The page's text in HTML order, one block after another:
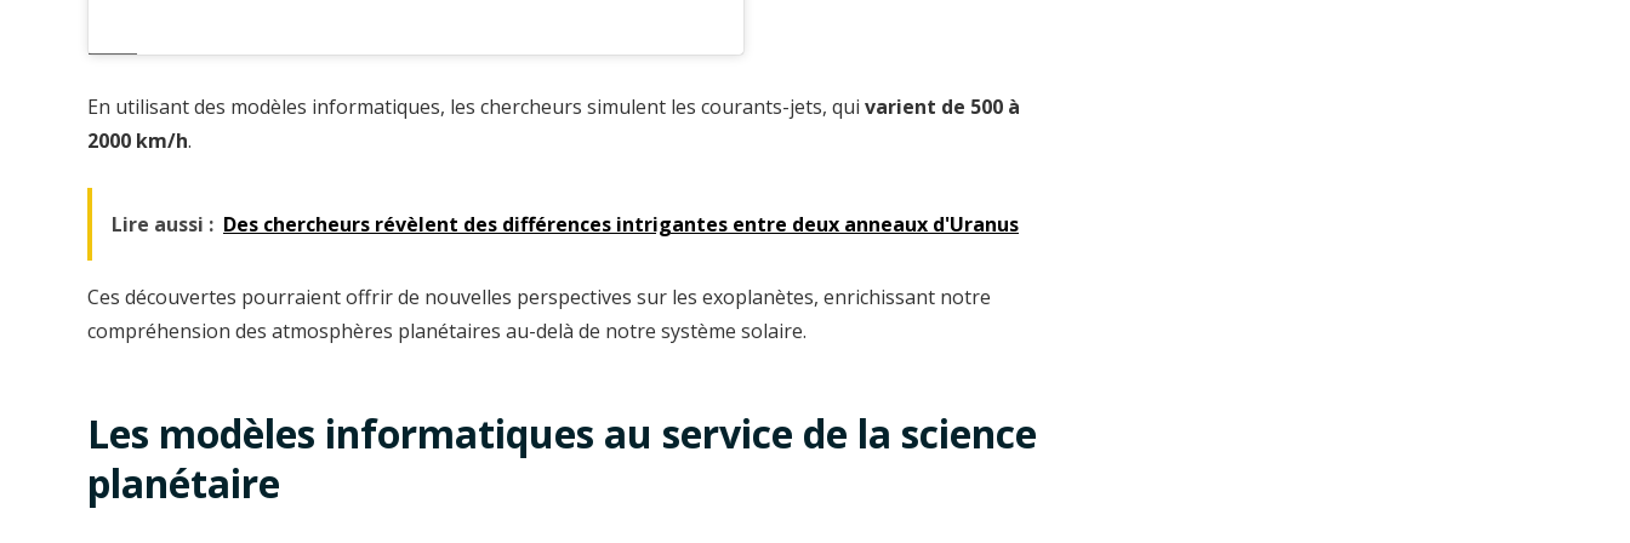
En utilisant des modèles informatiques, les chercheurs simulent les courants-jets, qui varient de 500 à
2000 km/h.
Lire aussi : Des chercheurs révèlent des différences intrigantes entre deux anneaux d'Uranus
Ces découvertes pourraient offrir de nouvelles perspectives sur les exoplanètes, enrichissant notre
compréhension des atmosphères planétaires au-delà de notre système solaire.
Les modèles informatiques au service de la science
planétaire